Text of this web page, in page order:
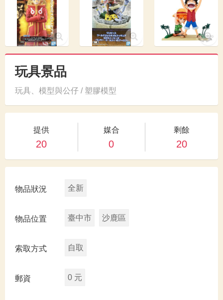
玩具景品
玩具、模型與公仔 / 塑膠模型
提供
20
媒合
0
剩餘
20
物品狀況 全新
物品位置 臺中市 沙鹿區
索取方式 自取
郵資 0 元